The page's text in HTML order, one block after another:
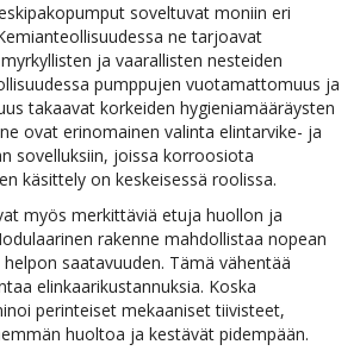
soveltuvat moniin eri
ne tarjoavat
ja vaarallisten nesteiden
pumppujen vuotamattomuus ja
takaavat korkeiden hygieniamääräysten
ovat erinomainen valinta elintarvike- ja
sovelluksiin, joissa korroosiota
käsittely on keskeisessä roolissa.
myös merkittäviä etuja huollon ja
rakenne mahdollistaa nopean
saatavuuden. Tämä vähentää
elinkaarikustannuksia. Koska
perinteiset mekaaniset tiivisteet,
huoltoa ja kestävät pidempään.